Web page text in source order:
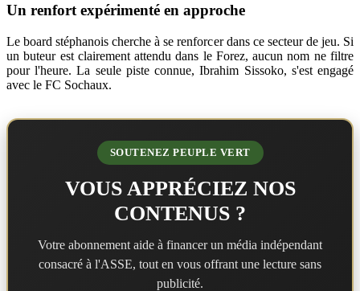
Un renfort expérimenté en approche
Le board stéphanois cherche à se renforcer dans ce secteur de jeu. Si
un buteur est clairement attendu dans le Forez, aucun nom ne filtre
pour l'heure. La seule piste connue, Ibrahim Sissoko, s'est engagé
avec le FC Sochaux.
SOUTENEZ PEUPLE VERT
VOUS APPRÉCIEZ NOS
CONTENUS ?
Votre abonnement aide à financer un média indépendant
consacré à l'ASSE, tout en vous offrant une lecture sans
publicité.